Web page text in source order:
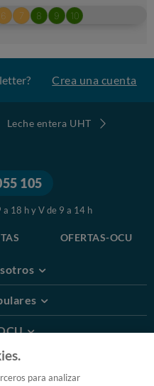
Crea una cuenta
Leche entera UHT
105
a 18 h y V de 9 a 14 h
OFERTAS-OCU
para analizar